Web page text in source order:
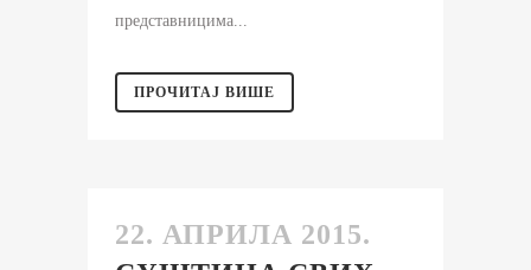
представницима...
ПРОЧИТАЈ ВИШЕ
22. АПРИЛА 2015.